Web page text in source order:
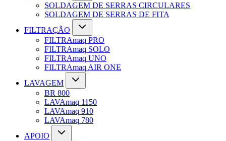
SOLDAGEM DE SERRAS CIRCULARES
SOLDAGEM DE SERRAS DE FITA
FILTRAÇÃO
FILTRAmaq PRO
FILTRAmaq SOLO
FILTRAmaq UNO
FILTRAmaq AIR ONE
LAVAGEM
BR 800
LAVAmaq 1150
LAVAmaq 910
LAVAmaq 780
APOIO